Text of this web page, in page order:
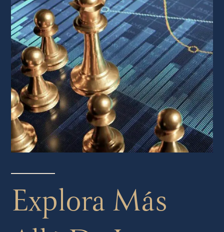
Explora Más